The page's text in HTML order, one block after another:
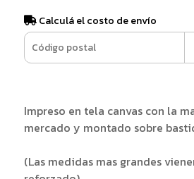
Calculá el costo de envío
Impreso en tela canvas con la
mercado y montado sobre
(Las medidas mas grandes